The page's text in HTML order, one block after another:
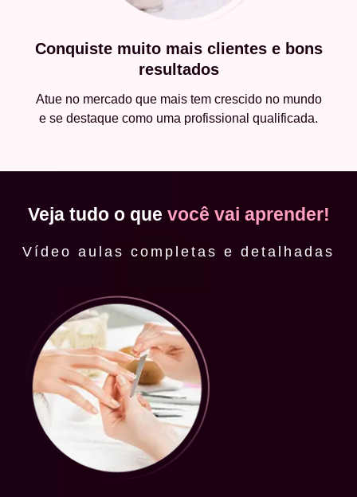
Conquiste muito mais clientes e bons
resultados
Atue no mercado que mais tem crescido no mundo
e se destaque como uma profissional qualificada.
Veja tudo o que você vai aprender!
Vídeo aulas completas e detalhadas